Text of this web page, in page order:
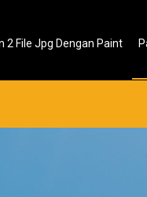
2 File Jpg Dengan Paint